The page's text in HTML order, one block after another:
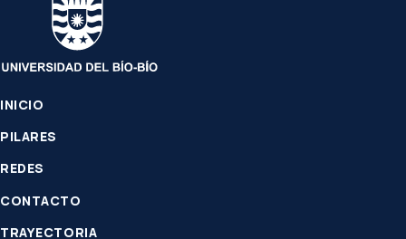
INICIO
PILARES
REDES
CONTACTO
TRAYECTORIA